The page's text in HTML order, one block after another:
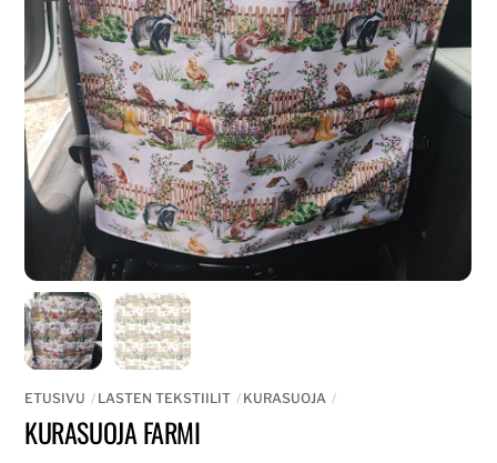
ETUSIVU LASTEN TEKSTIILIT KURASUOJA
KURASUOJA FARMI